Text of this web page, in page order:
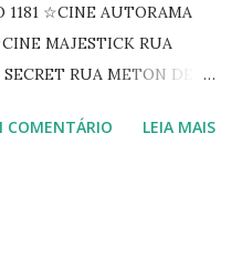
1181 ☆CINE AUTORAMA
MAJESTICK RUA
RUA METON DE
FLORIANO PEIXOTO 1206
825 ☆CINE ECLIPSE
COMENTÁRIO LEIA MAIS